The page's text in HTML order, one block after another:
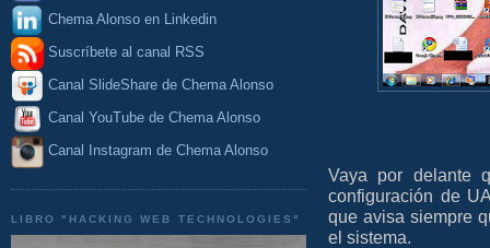
Chema Alonso en Linkedin
Suscríbete al canal RSS
Canal SlideShare de Chema Alonso
Canal YouTube de Chema Alonso
Canal Instagram de Chema Alonso
LIBRO "HACKING WEB TECHNOLOGIES"
Vaya por delante
configuración de
que avisa siempre
el sistema.